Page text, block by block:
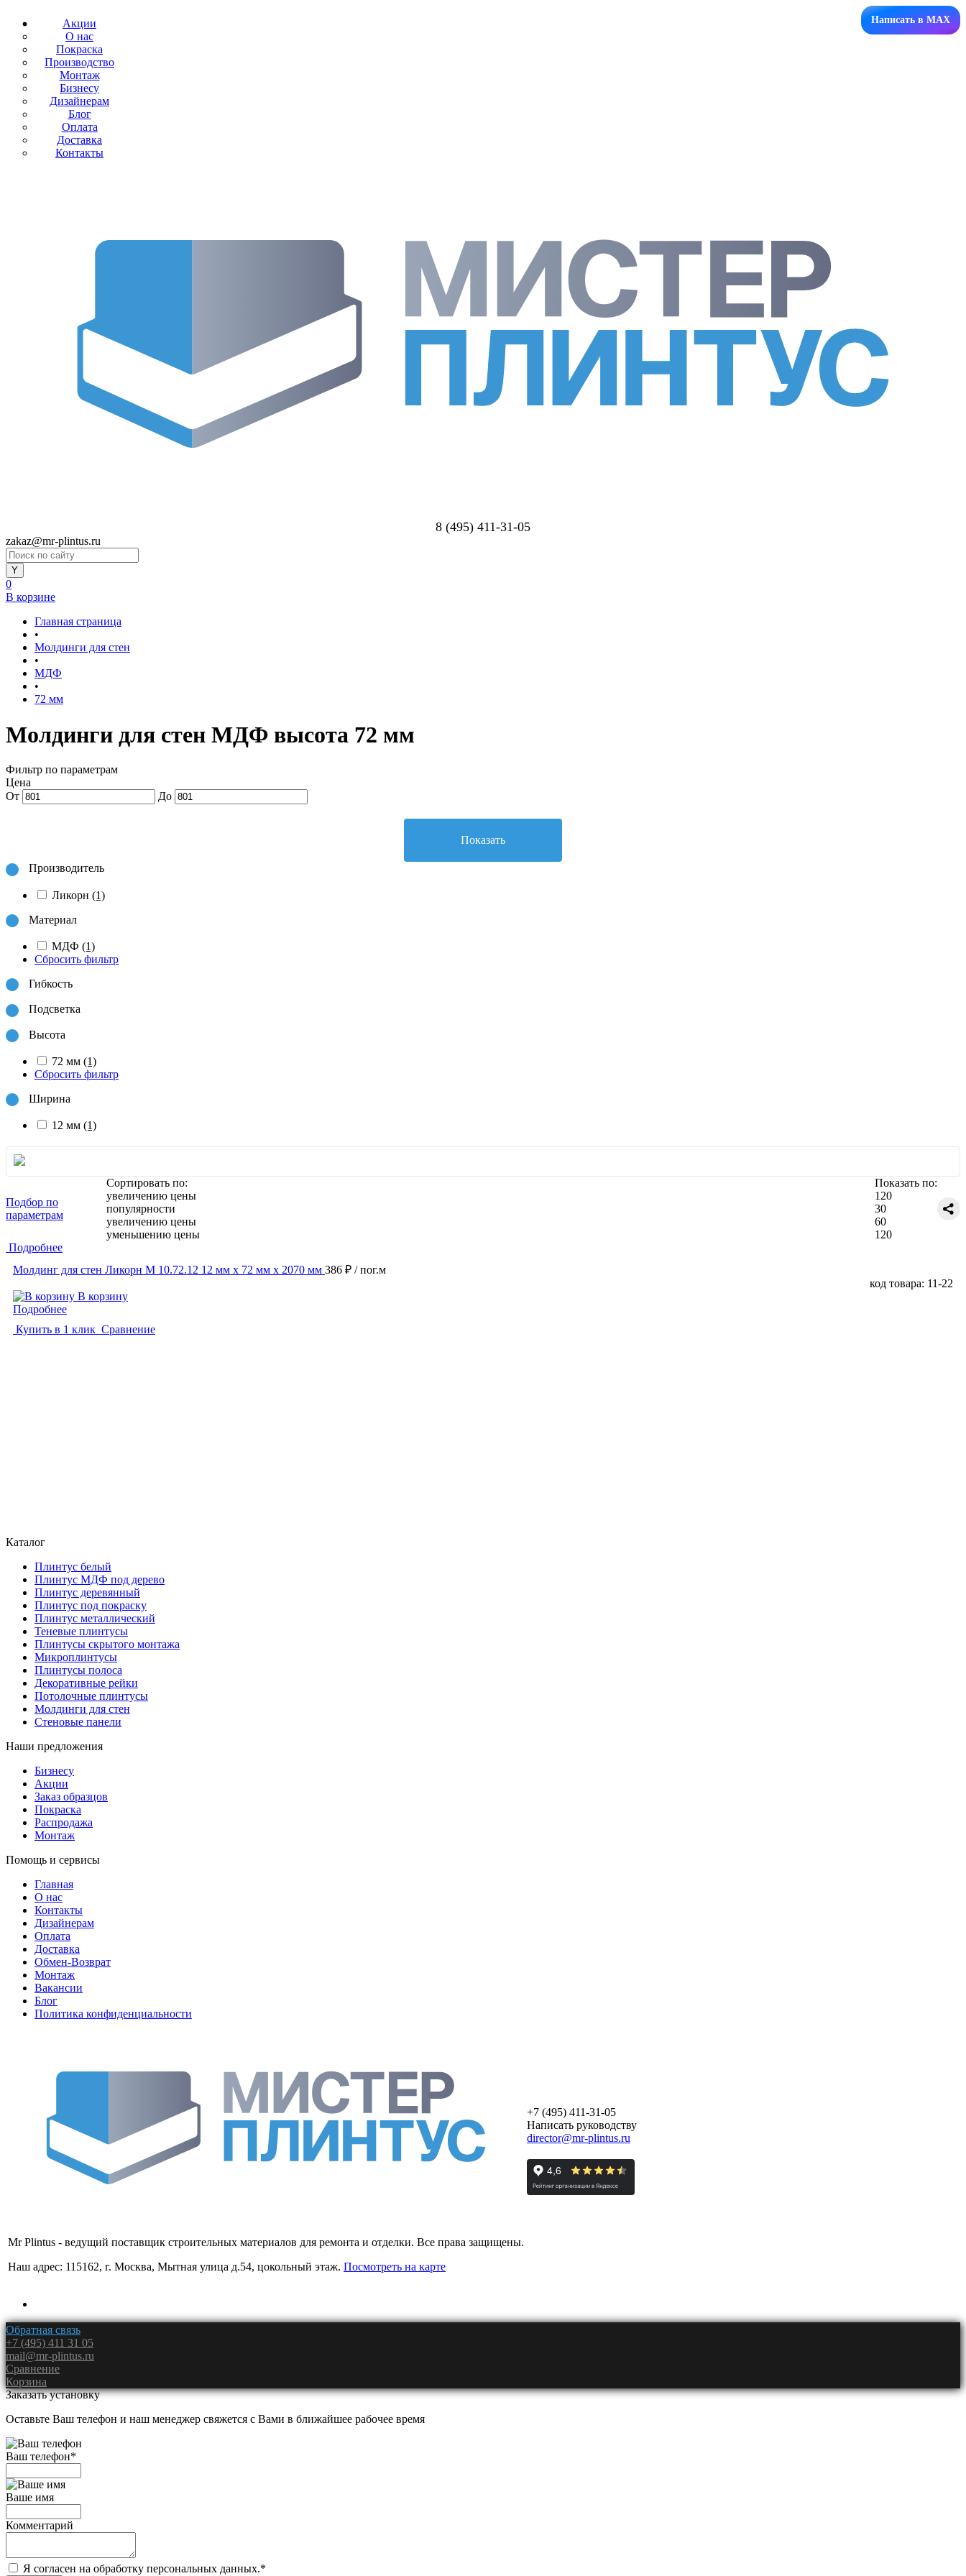
Акции
О нас
Покраска
Производство
Монтаж
Бизнесу
Дизайнерам
Блог
Оплата
Доставка
Контакты
Написать в MAX
8 (495) 411-31-05
zakaz@mr-plintus.ru
0
В корзине
Главная страница
•
Молдинги для стен
•
МДФ
•
72 мм
Молдинги для стен МДФ высота 72 мм
Фильтр по параметрам
Цена
От
До
Показать
Производитель
Ликорн (1)
Материал
МДФ (1)
Сбросить фильтр
Гибкость
Подсветка
Высота
72 мм (1)
Сбросить фильтр
Ширина
12 мм (1)
Подбор по
параметрам
Сортировать по:
увеличению цены
популярности
увеличению цены
уменьшению цены
Показать по:
120
30
60
120
Подробнее
Молдинг для стен Ликорн М 10.72.12 12 мм х 72 мм х 2070 мм 386 ₽ / пог.м
код товара: 11-22
В корзину
Подробнее
Купить в 1 клик Сравнение
Каталог
Плинтус белый
Плинтус МДФ под дерево
Плинтус деревянный
Плинтус под покраску
Плинтус металлический
Теневые плинтусы
Плинтусы скрытого монтажа
Микроплинтусы
Плинтусы полоса
Декоративные рейки
Потолочные плинтусы
Молдинги для стен
Стеновые панели
Наши предложения
Бизнесу
Акции
Заказ образцов
Покраска
Распродажа
Монтаж
Помощь и сервисы
Главная
О нас
Контакты
Дизайнерам
Оплата
Доставка
Обмен-Возврат
Монтаж
Вакансии
Блог
Политика конфиденциальности
Mr Plintus - ведущий поставщик строительных материалов для ремонта и отделки. Все права защищены.
Наш адрес: 115162, г. Москва, Мытная улица д.54, цокольный этаж. Посмотреть на карте
+7 (495) 411-31-05
Написать руководству
director@mr-plintus.ru
Обратная связь
+7 (495) 411 31 05
mail@mr-plintus.ru
Сравнение
Корзина
Заказать установку
Оставьте Ваш телефон и наш менеджер свяжется с Вами в ближайшее рабочее время
Ваш телефон*
Ваше имя
Комментарий
Я согласен на обработку персональных данных.*